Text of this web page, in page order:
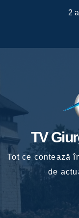
2
TV
Tot ce contează
de